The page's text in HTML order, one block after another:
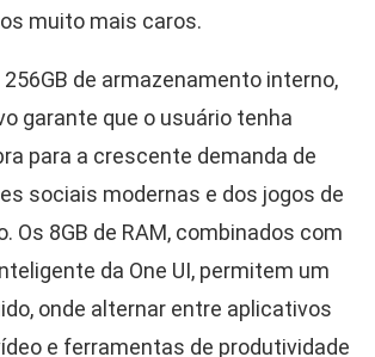
muito mais caros.
de armazenamento interno,
garante que o usuário tenha
para a crescente demanda de
sociais modernas e dos jogos de
Os 8GB de RAM, combinados com
da One UI, permitem um
onde alternar entre aplicativos
e ferramentas de produtividade